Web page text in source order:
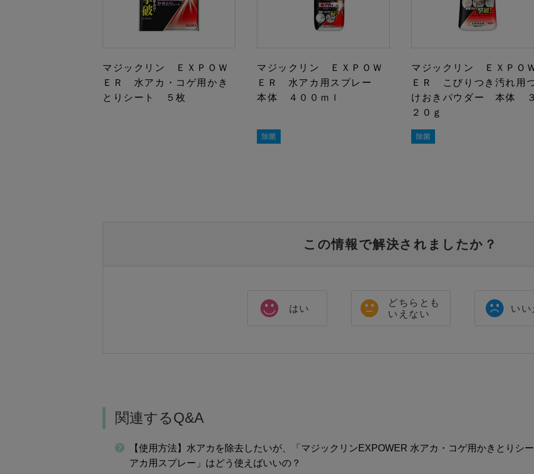
マジックリン ＥＸＰＯＷ
ＥＲ 水アカ・コゲ用かき
とりシート ５枚
マジックリン ＥＸＰＯＷ
ＥＲ 水アカ用スプレー
本体 ４００ｍｌ
除菌
マジックリン ＥＸＰＯ
ＥＲ こびりつき汚れ用
けおきパウダー 本体 ３
２０ｇ
除菌
この情報で解決されましたか？
はい
どちらとも
いえない
いい
関連するQ&A
【使用方法】水アカを除去したいが、「マジックリンEXPOWER 水アカ・コゲ用かきとりシ
アカ用スプレー」はどう使えばいいの？